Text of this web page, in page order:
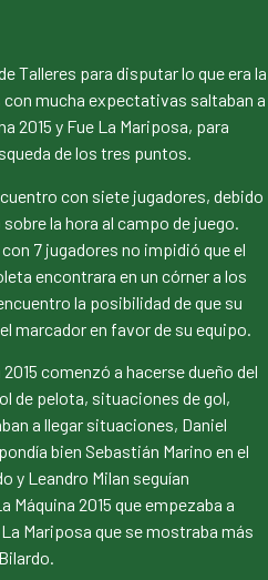
Talleres para disputar lo que era la
mucha expectativas saltaban a
2015 y Fue La Mariposa, para
de los tres puntos.
con siete jugadores, debido
la hora al campo de juego.
7 jugadores no impidió que el
encontrara en un córner a los
la posibilidad de que su
marcador en favor de su equipo.
comenzó a hacerse dueño del
de pelota, situaciones de gol,
a llegar situaciones, Daniel
bien Sebastián Marino en el
y Leandro Milan seguían
Máquina 2015 que empezaba a
Mariposa que se mostraba más